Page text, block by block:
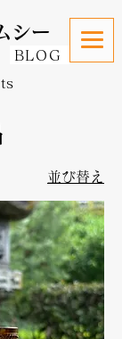
シー
BLOG
並び替え